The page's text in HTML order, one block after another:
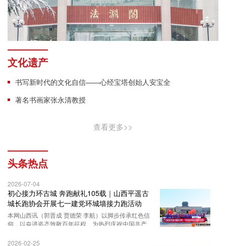
文化遗产
书写新时代的文化自信——心经宝塔创始人安宝全
著名书画家张永清教授
查看更多>>
头条热点
2026-07-04
初心接力环古城 奔跑献礼105载｜山西平遥古
城长跑协会开展七一建党环城墙接力跑活动
本网山西讯（郭晋成 贾德荣 李航）以脚步传承红色信
仰，以奋进姿态致敬百年征程。为热烈庆祝中国共产
2026-02-25